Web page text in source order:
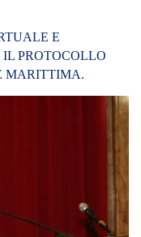
E
PROTOCOLLO
MARITTIMA.